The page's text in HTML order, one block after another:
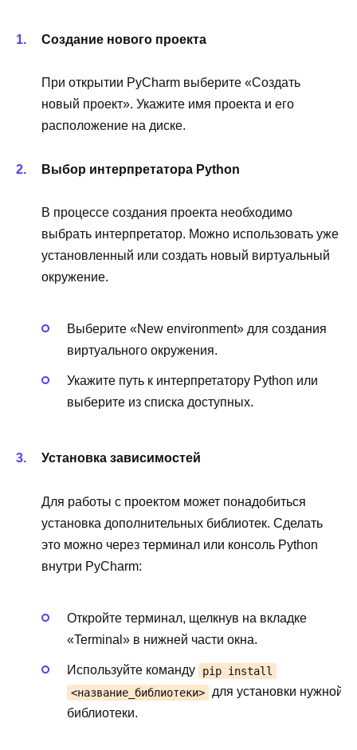
Создание нового проекта
При открытии PyCharm выберите «Создать
новый проект». Укажите имя проекта и его
расположение на диске.
Выбор интерпретатора Python
В процессе создания проекта необходимо
выбрать интерпретатор. Можно использовать уже
установленный или создать новый виртуальный
окружение.
Выберите «New environment» для создания
виртуального окружения.
Укажите путь к интерпретатору Python или
выберите из списка доступных.
Установка зависимостей
Для работы с проектом может понадобиться
установка дополнительных библиотек. Сделать
это можно через терминал или консоль Python
внутри PyCharm:
Откройте терминал, щелкнув на вкладке
«Terminal» в нижней части окна.
Используйте команду
pip install
<название_библиотеки>
для установки нужной
библиотеки.